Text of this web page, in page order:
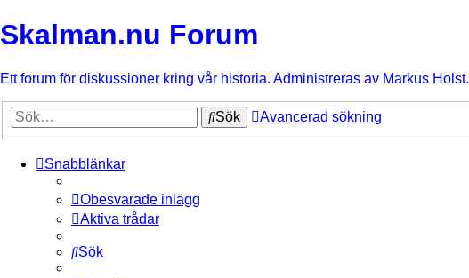
Skalman.nu Forum
Ett forum för diskussioner kring vår historia. Administreras av Markus Holst.
Sök Avancerad sökning
Snabblänkar
Obesvarade inlägg
Aktiva trådar
Sök